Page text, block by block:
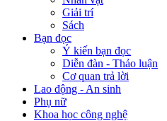
Giải trí
Sách
Bạn đọc
Ý kiến bạn đọc
Diễn đàn - Thảo luận
Cơ quan trả lời
Lao động - An sinh
Phụ nữ
Khoa học công nghệ